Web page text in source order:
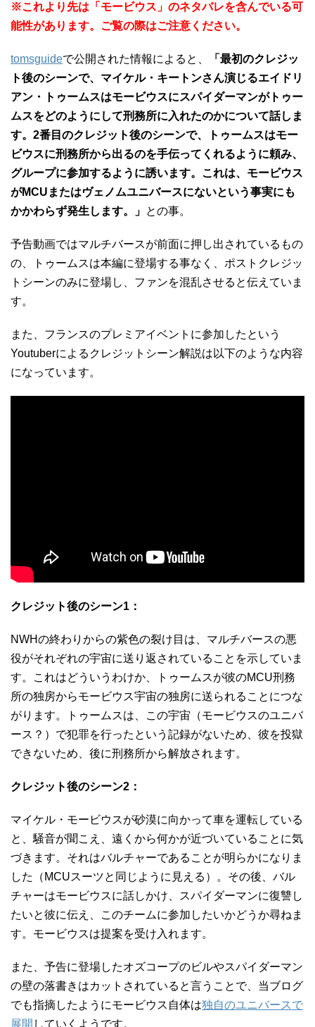
※これより先は「モービウス」のネタバレを含んでいる可
能性があります。ご覧の際はご注意ください。
tomsguideで公開された情報によると、
「最初のクレジッ
ト後のシーンで、マイケル・キートンさん演じるエイドリ
アン・トゥームスはモービウスにスパイダーマンがトゥー
ムスをどのようにして刑務所に入れたのかについて話しま
す。2番目のクレジット後のシーンで、トゥームスはモー
ビウスに刑務所から出るのを手伝ってくれるように頼み、
グループに参加するように誘います。これは、モービウス
がMCUまたはヴェノムユニバースにないという事実にも
かかわらず発生します。」
との事。
予告動画ではマルチバースが前面に押し出されているもの
の、トゥームスは本編に登場する事なく、ポストクレジッ
トシーンのみに登場し、ファンを混乱させると伝えていま
す。
また、フランスのプレミアイベントに参加したという
Youtuberによるクレジットシーン解説は以下のような内容
になっています。
クレジット後のシーン1：
NWHの終わりからの紫色の裂け目は、マルチバースの悪
役がそれぞれの宇宙に送り返されていることを示していま
す。これはどういうわけか、トゥームスが彼のMCU刑務
所の独房からモービウス宇宙の独房に送られることにつな
がります。トゥームスは、この宇宙（モービウスのユニバ
ース？）で犯罪を行ったという記録がないため、彼を投獄
できないため、後に刑務所から解放されます。
クレジット後のシーン2：
マイケル・モービウスが砂漠に向かって車を運転している
と、騒音が聞こえ、遠くから何かが近づいていることに気
づきます。それはバルチャーであることが明らかになりま
した（MCUスーツと同じように見える）。その後、バル
チャーはモービウスに話しかけ、スパイダーマンに復讐し
たいと彼に伝え、このチームに参加したいかどうか尋ねま
す。モービウスは提案を受け入れます。
また、予告に登場したオズコープのビルやスパイダーマン
の壁の落書きはカットされていると言うことで、当ブログ
でも指摘したようにモービウス自体は独自のユニバースで
展開 していくようです。